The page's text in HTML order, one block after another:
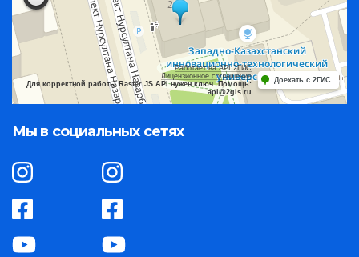
Работает на API 2ГИС
Лицензионное соглашение
Для корректной работы Raster JS API нужен ключ. Помощь:
api@2gis.ru
Доехать с 2ГИС
Мы в социальных сетях